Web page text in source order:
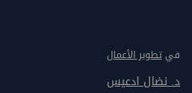
فيتطوير الأعمال
د. نضال ادعيس